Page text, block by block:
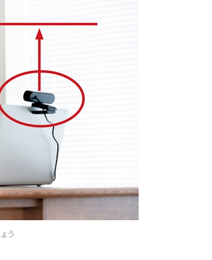
う